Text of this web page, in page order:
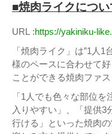
■焼肉ライクについ
URL :https://yakiniku-
「焼肉ライク」は”1人
様のペースに合わせて
ことができる焼肉ファス
「1人でも色々な部位
入りやすい」、「提供3
行ける」といった焼肉